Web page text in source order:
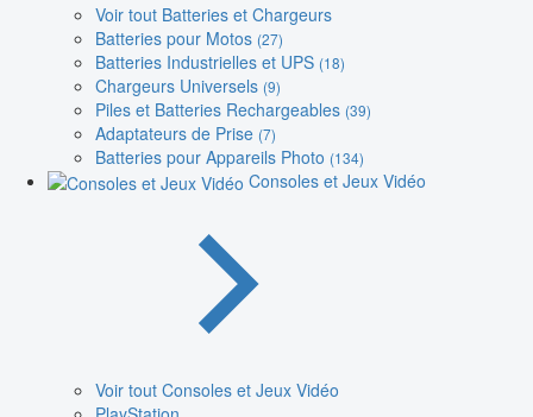
Voir tout Batteries et Chargeurs
Batteries pour Motos (27)
Batteries Industrielles et UPS (18)
Chargeurs Universels (9)
Piles et Batteries Rechargeables (39)
Adaptateurs de Prise (7)
Batteries pour Appareils Photo (134)
Consoles et Jeux Vidéo
Voir tout Consoles et Jeux Vidéo